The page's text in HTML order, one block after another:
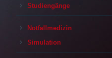
Studiengänge
Notfallmedizin
Simulation